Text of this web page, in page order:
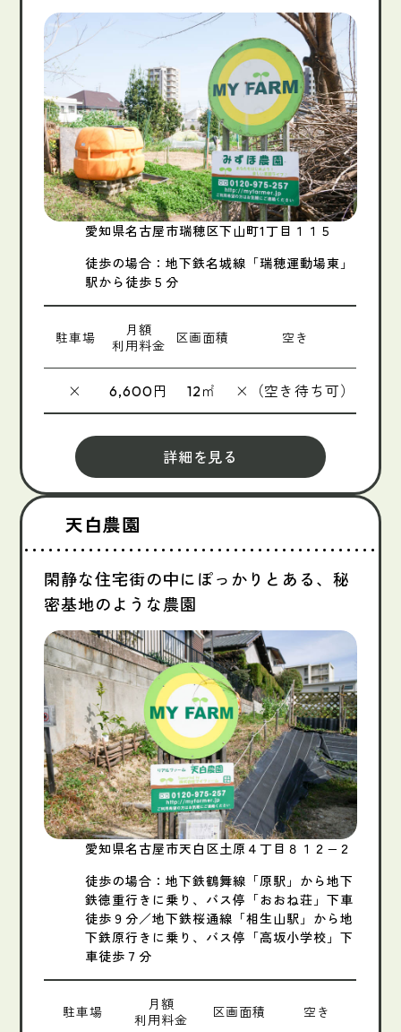
愛知県名古屋市瑞穂区下山町1丁目１１５
徒歩の場合：地下鉄名城線「瑞穂運動場東」
駅から徒歩５分
駐車場
月額
利用料金
区画面積 空き
× 6,600円 12 ㎡ ×（空き待ち可）
詳細を見る
天白農園
閑静な住宅街の中にぽっかりとある、秘
密基地のような農園
愛知県名古屋市天白区土原４丁目８１２−２
徒歩の場合：地下鉄鶴舞線「原駅」から地下
鉄徳重行きに乗り、バス停「おおね荘」下車
徒歩９分／地下鉄桜通線「相生山駅」から地
下鉄原行きに乗り、バス停「高坂小学校」下
車徒歩７分
駐車場
月額
利用料金
区画面積 空き